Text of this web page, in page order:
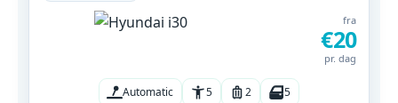
fra
€20
pr. dag
Automatic 5 2 5